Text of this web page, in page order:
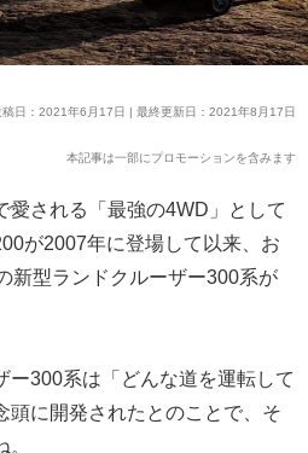
稿日：2021年6月17日 | 最終更新日：2021年8月17日
本記事は一部にプロモーションを含みます
愛される「最強の4WD」として
が2007年に登場して以来、お
新型ランドクルーザー300系が
ー300系は「どんな道を運転して
頭に開発されたとのことで、そ